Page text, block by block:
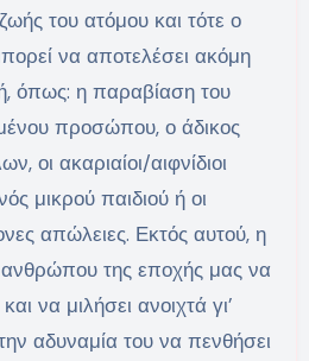
του ατόμου και τότε ο
να αποτελέσει ακόμη
όπως: η παραβίαση του
προσώπου, ο άδικος
οι ακαριαίοι/αιφνίδιοι
μικρού παιδιού ή οι
απώλειες. Εκτός αυτού, η
της εποχής μας να
να μιλήσει ανοιχτά γι’
αδυναμία του να πενθήσει